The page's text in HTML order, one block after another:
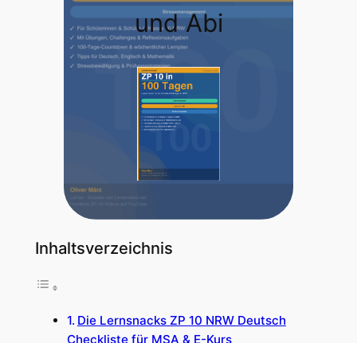
und Abi
Inhaltsverzeichnis
Die Lernsnacks ZP 10 NRW Deutsch
Checkliste für MSA & E-Kurs